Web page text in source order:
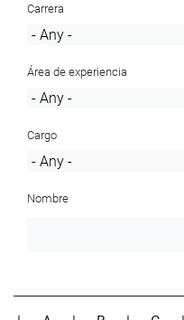
Carrera
Área de experiencia
Cargo
Nombre